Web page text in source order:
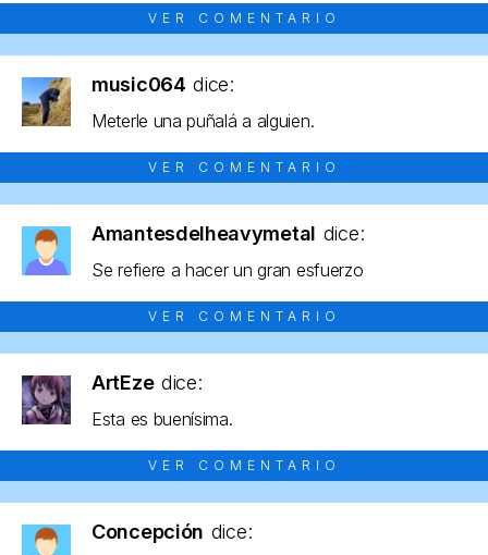
VER COMENTARIO
music064 dice:
Meterle una puñalá a alguien.
VER COMENTARIO
Amantesdelheavymetal dice:
Se refiere a hacer un gran esfuerzo
VER COMENTARIO
ArtEze dice:
Esta es buenísima.
VER COMENTARIO
Concepción dice: